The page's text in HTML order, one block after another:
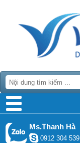
Ms.Thanh Hà
0912 304 539